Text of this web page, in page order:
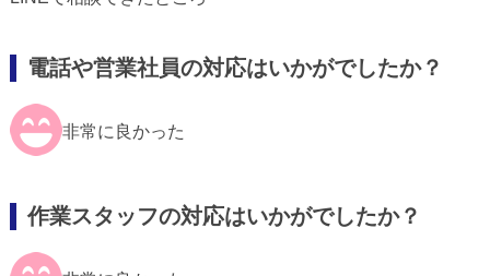
電話や営業社員の対応はいかがでしたか？
非常に良かった
作業スタッフの対応はいかがでしたか？